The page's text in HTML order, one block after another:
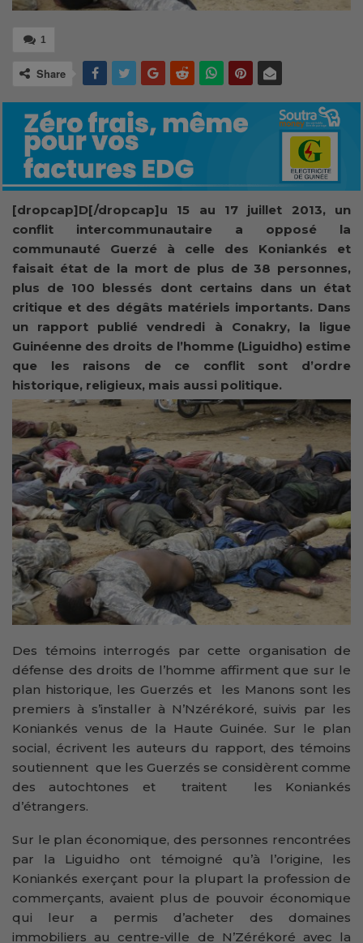
1
Share
[dropcap]D[/dropcap]u 15 au 17 juillet 2013, un
conflit intercommunautaire a opposé la
communauté Guerzé à celle des Koniankés et
faisait état de la mort de plus de 38 personnes,
plus de 100 blessés dont certains dans un état
critique et des dégâts matériels importants. Dans
un rapport publié vendredi à Conakry, la ligue
Guinéenne des droits de l’homme (Liguidho) estime
que les raisons de ce conflit sont d’ordre
historique, religieux, mais aussi politique.
Des témoins interrogés par cette organisation de
défense des droits de l’homme affirment que sur le
plan historique, les Guerzés et les Manons sont les
premiers à s’installer à N’Nzérékoré, suivis par les
Koniankés venus de la Haute Guinée. Sur le plan
social, écrivent les auteurs du rapport, des témoins
soutiennent que les Guerzés se considèrent comme
des autochtones et traitent les Koniankés
d’étrangers.
Sur le plan économique, des personnes rencontrées
par la Liguidho ont témoigné qu’à l’origine, les
Koniankés exerçant pour la plupart la profession de
commerçants, avaient plus de pouvoir économique
qui leur a permis d’acheter des domaines
immobiliers au centre-ville de N’Zérékoré avec la